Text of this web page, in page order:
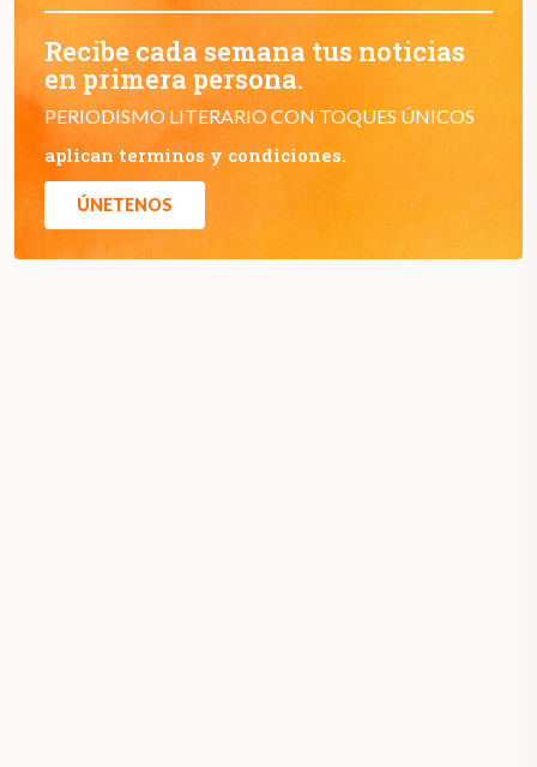
Recibe cada semana tus noticias
en primera persona.
PERIODISMO LITERARIO CON TOQUES ÚNICOS
aplican terminos y condiciones.
ÚNETENOS